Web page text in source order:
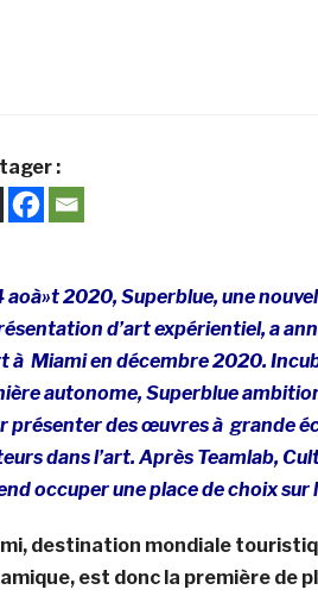
:
aoà»t 2020, Superblue, une
d’art expérientiel, a
à Miami en décembre 2020.
autonome, Superblue
présenter des œuvres à grande
dans l’art. Après Teamlab,
occuper une place de choix sur
destination mondiale
est donc la première de